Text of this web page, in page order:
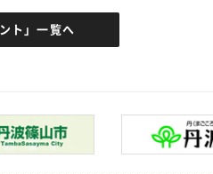
ト」一覧へ